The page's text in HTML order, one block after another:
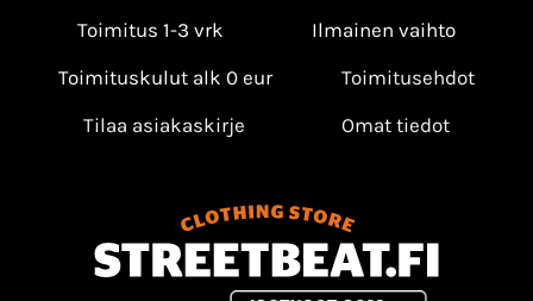
Toimitus 1-3 vrk
Ilmainen vaihto
Toimituskulut alk 0 eur
Toimitusehdot
Tilaa asiakaskirje
Omat tiedot